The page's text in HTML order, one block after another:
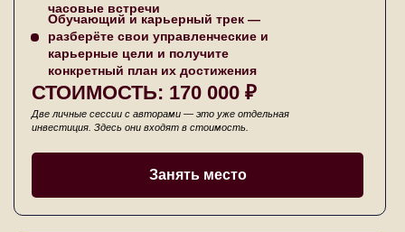
часовые встречи
Обучающий и карьерный трек —
разберёте свои управленческие и
карьерные цели и получите
конкретный план их достижения
Занять место
СТОИМОСТЬ: 170 000 ₽
Две личные сессии с авторами — это уже отдельная
инвестиция. Здесь они входят в стоимость.